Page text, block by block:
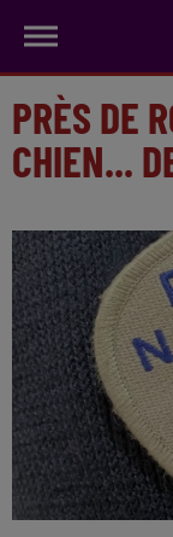
PRÈS DE
CHIEN...